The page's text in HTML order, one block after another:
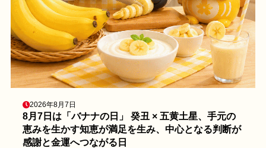
2026年8月7日
8月7日は「バナナの日」 癸丑 × 五黄土星、手元の
恵みを生かす知恵が満足を生み、中心となる判断が
感謝と金運へつながる日